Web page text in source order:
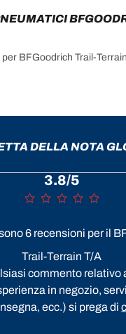
BFGoodrich Trail-
DELLA NOTA
3.8/5
6 recensioni per il
Trail-Terrain T/A
commento relativo
in negozio,
ecc.) si prega di